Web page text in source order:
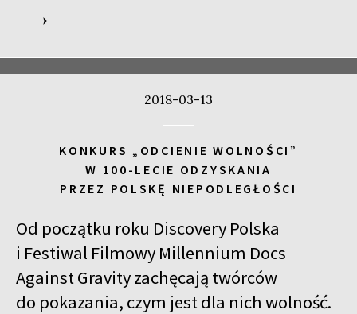
2018-03-13
KONKURS „ODCIENIE WOLNOŚCI”
W 100-LECIE ODZYSKANIA
PRZEZ POLSKĘ NIEPODLEGŁOŚCI
Od początku roku Discovery Polska
i Festiwal Filmowy Millennium Docs
Against Gravity zachęcają twórców
do pokazania, czym jest dla nich wolność.